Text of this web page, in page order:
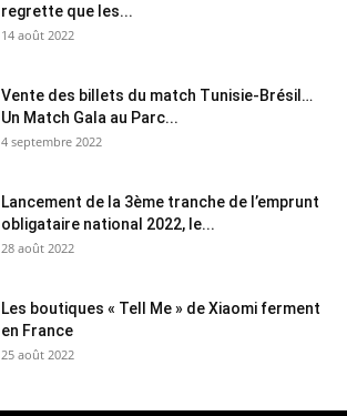
regrette que les...
14 août 2022
Vente des billets du match Tunisie-Brésil…
Un Match Gala au Parc...
4 septembre 2022
Lancement de la 3ème tranche de l’emprunt
obligataire national 2022, le...
28 août 2022
Les boutiques « Tell Me » de Xiaomi ferment
en France
25 août 2022